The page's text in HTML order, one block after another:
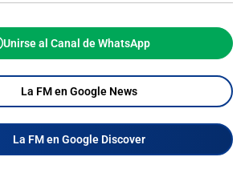
Unirse al Canal de WhatsApp
La FM en Google News
La FM en Google Discover